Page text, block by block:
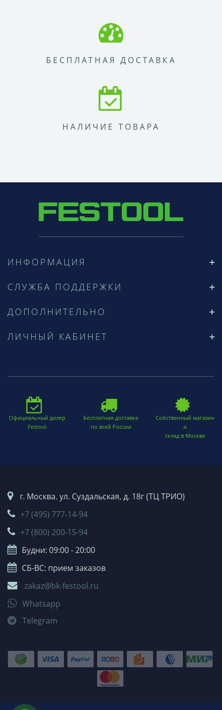
БЕСПЛАТНАЯ ДОСТАВКА
НАЛИЧИЕ ТОВАРА
ИНФОРМАЦИЯ
СЛУЖБА ПОДДЕРЖКИ
ДОПОЛНИТЕЛЬНО
ЛИЧНЫЙ КАБИНЕТ
Официальный дилер
Festool
Бесплатная доставка
по всей России
Собственный магазин
и
склад в Москве
г. Москва. ул. Суздальская, д. 18г (ТЦ ТРИО)
+7 (495) 777-14-94
+7 (800) 200-15-94
Будни: 09:00 - 20:00
СБ-ВС: прием заказов
zakaz@bk-festool.ru
Whatsapp
Telegram